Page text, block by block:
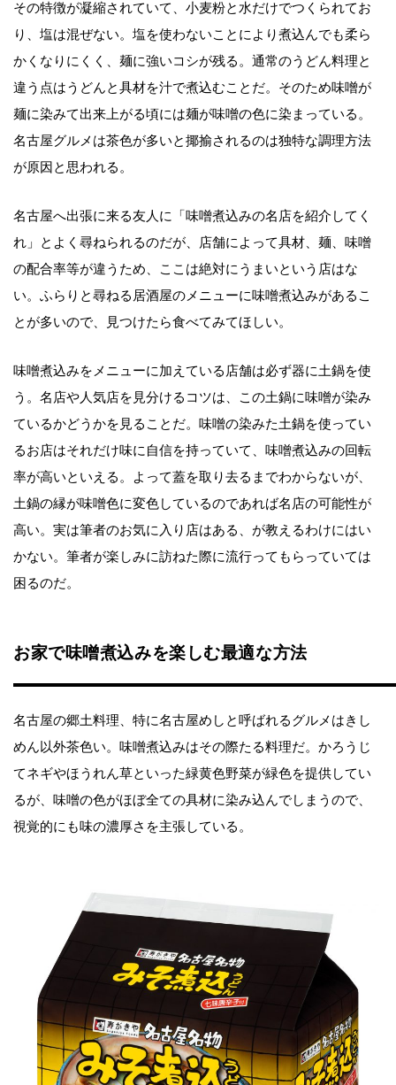
その特徴が凝縮されていて、小麦粉と水だけでつくられてお
り、塩は混ぜない。塩を使わないことにより煮込んでも柔ら
かくなりにくく、麺に強いコシが残る。通常のうどん料理と
違う点はうどんと具材を汁で煮込むことだ。そのため味噌が
麺に染みて出来上がる頃には麺が味噌の色に染まっている。
名古屋グルメは茶色が多いと揶揄されるのは独特な調理方法
が原因と思われる。
名古屋へ出張に来る友人に「味噌煮込みの名店を紹介してく
れ」とよく尋ねられるのだが、店舗によって具材、麺、味噌
の配合率等が違うため、ここは絶対にうまいという店はな
い。ふらりと尋ねる居酒屋のメニューに味噌煮込みがあるこ
とが多いので、見つけたら食べてみてほしい。
味噌煮込みをメニューに加えている店舗は必ず器に土鍋を使
う。名店や人気店を見分けるコツは、この土鍋に味噌が染み
ているかどうかを見ることだ。味噌の染みた土鍋を使ってい
るお店はそれだけ味に自信を持っていて、味噌煮込みの回転
率が高いといえる。よって蓋を取り去るまでわからないが、
土鍋の縁が味噌色に変色しているのであれば名店の可能性が
高い。実は筆者のお気に入り店はある、が教えるわけにはい
かない。筆者が楽しみに訪ねた際に流行ってもらっていては
困るのだ。
お家で味噌煮込みを楽しむ最適な方法
名古屋の郷土料理、特に名古屋めしと呼ばれるグルメはきし
めん以外茶色い。味噌煮込みはその際たる料理だ。かろうじ
てネギやほうれん草といった緑黄色野菜が緑色を提供してい
るが、味噌の色がほぼ全ての具材に染み込んでしまうので、
視覚的にも味の濃厚さを主張している。